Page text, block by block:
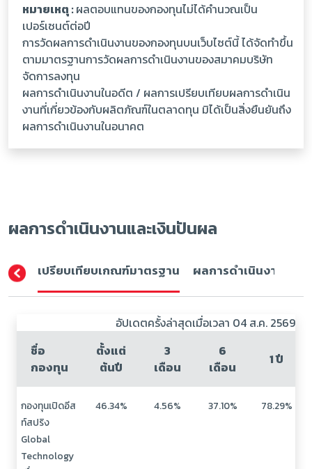
หมายเหตุ :ผลตอบแทนของกองทุนไม่ได้คำนวณเป็น
เปอร์เซนต์ต่อปี
การวัดผลการดำเนินงานของกองทุนบนเว็บไซต์นี้ ได้จัดทำขึ้น
ตามมาตรฐานการวัดผลการดำเนินงานของสมาคมบริษัท
จัดการลงทุน
ผลการดำเนินงานในอดีต / ผลการเปรียบเทียบผลการดำเนิน
งานที่เกี่ยวข้องกับผลิตภัณฑ์ในตลาดทุน มิได้เป็นสิ่งยืนยันถึง
ผลการดำเนินงานในอนาคต
ผลการดำเนินงานและเงินปันผล
เปรียบเทียบเกณฑ์มาตรฐาน ผลการดำเนินงาน (ปี
อัปเดตครั้งล่าสุดเมื่อเวลา 04 ส.ค. 2569
ชื่อ
กองทุน
ตั้งแต่
ต้นปี
3
เดือน
6
เดือน
1 ปี
กองทุนเปิดอีส
ท์สปริง
Global
Technology
46.34% 4.56% 37.10% 78.29%